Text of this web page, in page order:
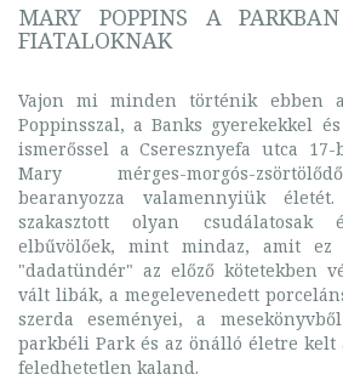
MARY POPPINS A
FIATALOKNAK
Vajon mi minden történik ebben
Poppinsszal, a Banks gyerekekkel
ismerőssel a Cseresznyefa utca
Mary mérges-morgós-
bearanyozza valamennyiük
szakasztott olyan
elbűvölőek, mint mindaz, amit
"dadatündér" az előző kötetekben
vált libák, a megelevenedett
szerda eseményei, a
parkbéli Park és az önálló életre
feledhetetlen kaland.